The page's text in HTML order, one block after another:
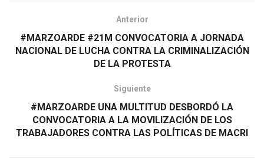
Anterior
#MARZOARDE #21M CONVOCATORIA A JORNADA
NACIONAL DE LUCHA CONTRA LA CRIMINALIZACIÓN
DE LA PROTESTA
Siguiente
#MARZOARDE UNA MULTITUD DESBORDÓ LA
CONVOCATORIA A LA MOVILIZACIÓN DE LOS
TRABAJADORES CONTRA LAS POLÍTICAS DE MACRI